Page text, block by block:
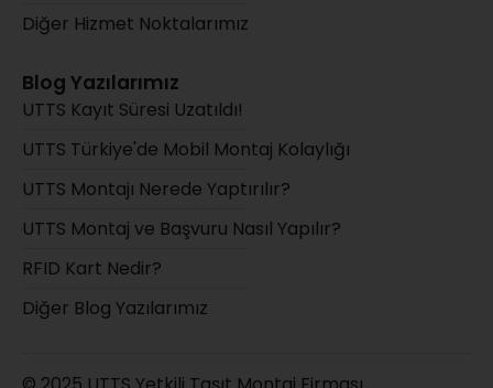
Diğer Hizmet Noktalarımız
Blog Yazılarımız
UTTS Kayıt Süresi Uzatıldı!
UTTS Türkiye'de Mobil Montaj Kolaylığı
UTTS Montajı Nerede Yaptırılır?
UTTS Montaj ve Başvuru Nasıl Yapılır?
RFID Kart Nedir?
Diğer Blog Yazılarımız